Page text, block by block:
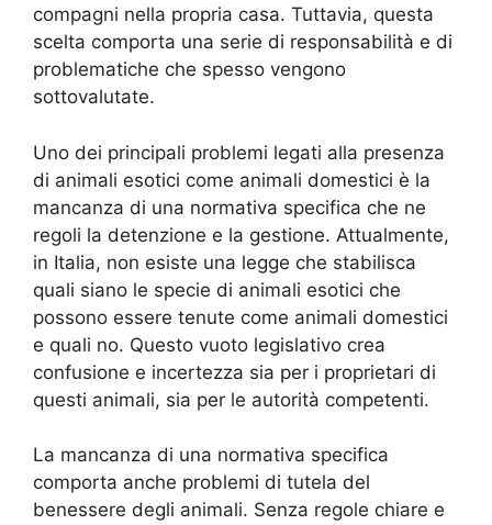
compagni nella propria casa. Tuttavia, questa
scelta comporta una serie di responsabilità e di
problematiche che spesso vengono
sottovalutate.
Uno dei principali problemi legati alla presenza
di animali esotici come animali domestici è la
mancanza di una normativa specifica che ne
regoli la detenzione e la gestione. Attualmente,
in Italia, non esiste una legge che stabilisca
quali siano le specie di animali esotici che
possono essere tenute come animali domestici
e quali no. Questo vuoto legislativo crea
confusione e incertezza sia per i proprietari di
questi animali, sia per le autorità competenti.
La mancanza di una normativa specifica
comporta anche problemi di tutela del
benessere degli animali. Senza regole chiare e